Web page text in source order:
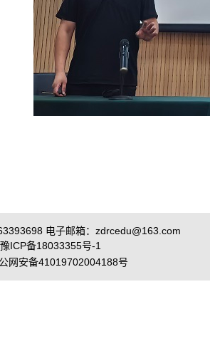
电子邮箱：zdrcedu@163.com
豫ICP备18033355号-1
网安备41019702004188号